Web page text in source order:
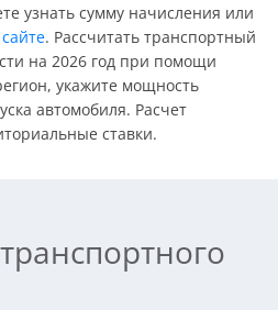
узнать сумму начисления или
. Рассчитать транспортный
на 2026 год при помощи
укажите мощность
автомобиля. Расчет
ставки.